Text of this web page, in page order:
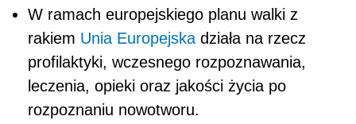
W ramach europejskiego planu walki z
rakiem Unia Europejska działa na rzecz
profilaktyki, wczesnego rozpoznawania,
leczenia, opieki oraz jakości życia po
rozpoznaniu nowotworu.